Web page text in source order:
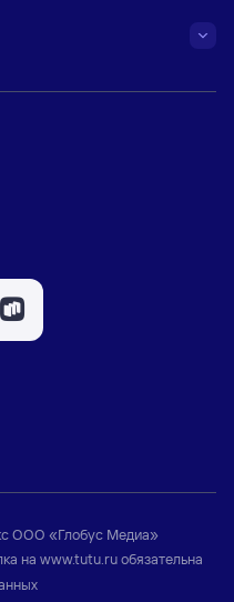
ООО «Глобус Медиа»
на www.tutu.ruобязательна